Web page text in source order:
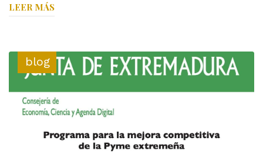
LEER MÁS
blog